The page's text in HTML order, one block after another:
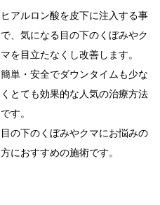
ヒアルロン酸を皮下に注入する事
で、気になる目の下のくぼみやク
マを目立たなくし改善します。
簡単・安全でダウンタイムも少な
くとても効果的な人気の治療方法
です。
目の下のくぼみやクマにお悩みの
方におすすめの施術です。